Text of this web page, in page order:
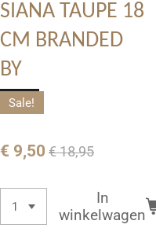
SIANA TAUPE 18
CM BRANDED
BY
Sale!
€ 9,50 € 18,95
In
winkelwagen